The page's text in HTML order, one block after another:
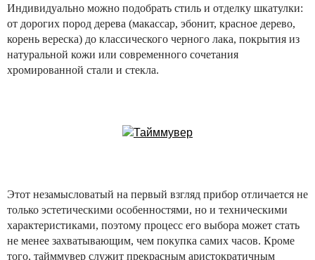
Индивидуально можно подобрать стиль и отделку шкатулки:
от дорогих пород дерева (макассар, эбонит, красное дерево,
корень вереска) до классического черного лака, покрытия из
натуральной кожи или современного сочетания
хромированной стали и стекла.
Этот незамысловатый на первый взгляд прибор отличается не
только эстетическими особенностями, но и техническими
характеристиками, поэтому процесс его выбора может стать
не менее захватывающим, чем покупка самих часов. Кроме
того, тайммувер служит прекрасным аристократичным